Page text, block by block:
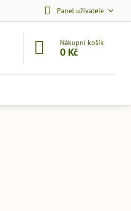
Panel uživatele
Nákupní košík
0 Kč